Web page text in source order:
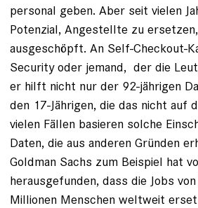
personal geben. Aber seit vielen
Potenzial, Angestellte zu
ausgeschöpft. An Self-Checkout-
Security oder jemand, ­ der die
er hilft nicht nur der ­92-jährigen
den 17-Jährigen, die das nicht auf
vielen Fällen basieren ­solche
Daten, die aus anderen ­Gründen
Goldman Sachs zum Beispiel hat
herausgefunden, dass die Jobs
Millionen Menschen weltweit